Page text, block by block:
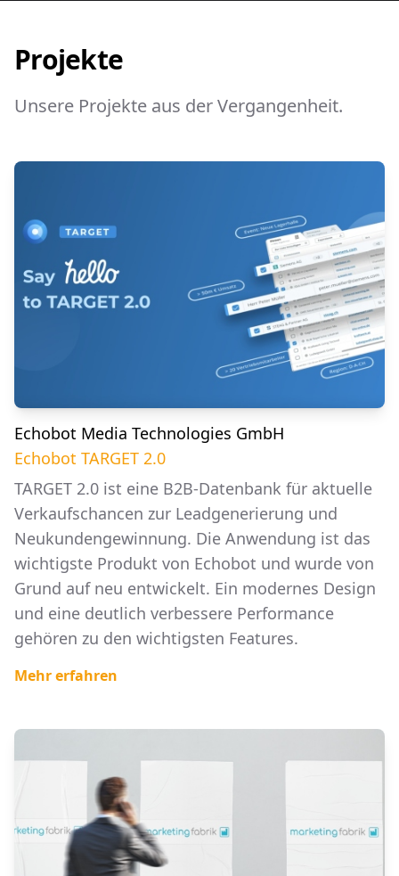
Projekte
Unsere Projekte aus der Vergangenheit.
Echobot Media Technologies GmbH
Echobot TARGET 2.0
TARGET 2.0 ist eine B2B-Datenbank für aktuelle
Verkaufschancen zur Leadgenerierung und
Neukundengewinnung. Die Anwendung ist das
wichtigste Produkt von Echobot und wurde von
Grund auf neu entwickelt. Ein modernes Design
und eine deutlich verbessere Performance
gehören zu den wichtigsten Features.
Mehr erfahren